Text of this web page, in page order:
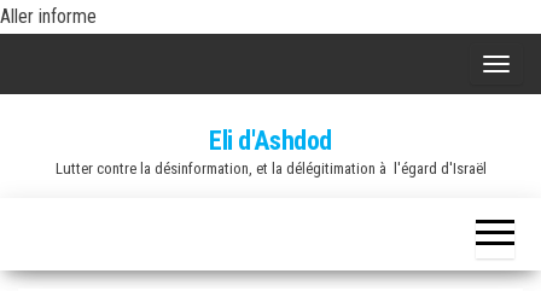
Aller informe
A
h
e
Eli d'Ashdod
Lutter contre la désinformation, et la délégitimation à l'égard d'Israël